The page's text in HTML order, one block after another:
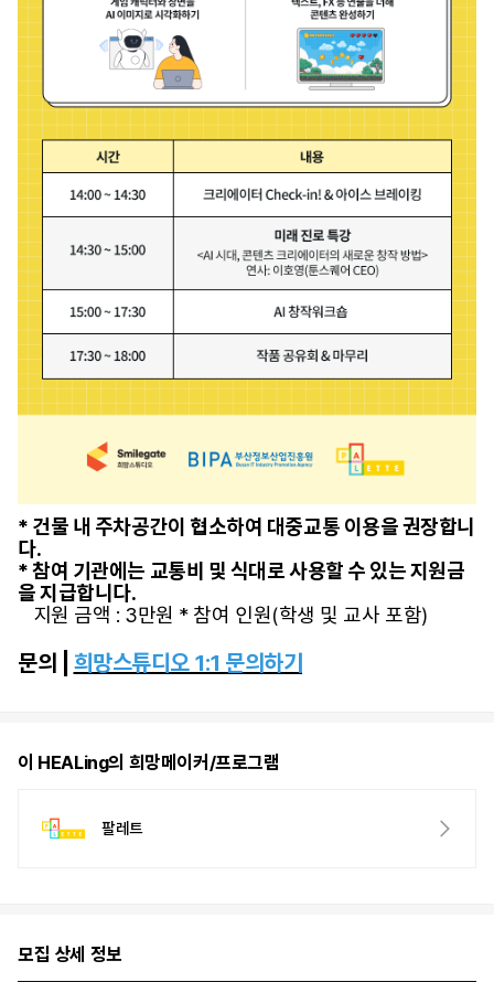
* 건물 내 주차공간이 협소하여 대중교통 이용을 권장합니
다.
* 참여 기관에는 교통비 및 식대로 사용할 수 있는 지원금
을 지급합니다.
지원 금액 : 3만원 * 참여 인원(학생 및 교사 포함)
문의 | 희망스튜디오 1:1 문의하기
이 HEALing의 희망메이커/프로그램
팔레트
모집 상세 정보